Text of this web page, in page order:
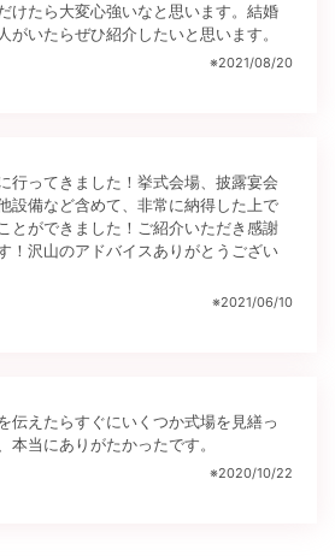
けたら大変心強いなと思います。結婚
がいたらぜひ紹介したいと思います。
※2021/08/20
行ってきました！挙式会場、披露宴会
設備など含めて、非常に納得した上で
とができました！ご紹介いただき感謝
！沢山のアドバイスありがとうござい
※2021/06/10
伝えたらすぐにいくつか式場を見繕っ
本当にありがたかったです。
※2020/10/22